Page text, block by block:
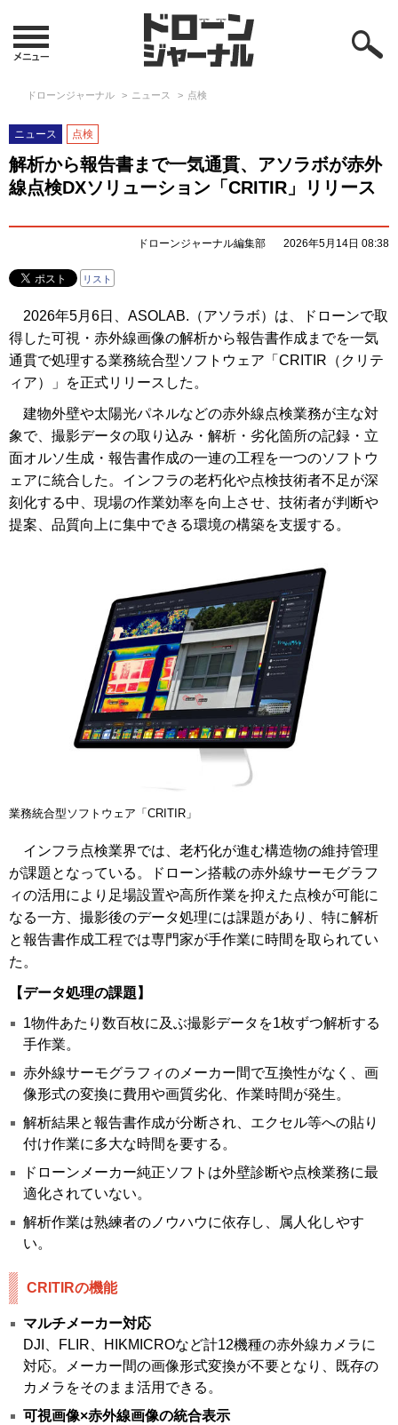
ドローンジャーナル ニュース 点検
ニュース 点検
解析から報告書まで一気通貫、アソラボが赤外
線点検DXソリューション「CRITIR」リリース
ドローンジャーナル編集部 2026年5月14日 08:38
リスト
2026年5月6日、ASOLAB.（アソラボ）は、ドローンで取
得した可視・赤外線画像の解析から報告書作成までを一気
通貫で処理する業務統合型ソフトウェア「CRITIR（クリテ
ィア）」を正式リリースした。
建物外壁や太陽光パネルなどの赤外線点検業務が主な対
象で、撮影データの取り込み・解析・劣化箇所の記録・立
面オルソ生成・報告書作成の一連の工程を一つのソフトウ
ェアに統合した。インフラの老朽化や点検技術者不足が深
刻化する中、現場の作業効率を向上させ、技術者が判断や
提案、品質向上に集中できる環境の構築を支援する。
業務統合型ソフトウェア「CRITIR」
インフラ点検業界では、老朽化が進む構造物の維持管理
が課題となっている。ドローン搭載の赤外線サーモグラフ
ィの活用により足場設置や高所作業を抑えた点検が可能に
なる一方、撮影後のデータ処理には課題があり、特に解析
と報告書作成工程では専門家が手作業に時間を取られてい
た。
【データ処理の課題】
1物件あたり数百枚に及ぶ撮影データを1枚ずつ解析する
手作業。
赤外線サーモグラフィのメーカー間で互換性がなく、画
像形式の変換に費用や画質劣化、作業時間が発生。
解析結果と報告書作成が分断され、エクセル等への貼り
付け作業に多大な時間を要する。
ドローンメーカー純正ソフトは外壁診断や点検業務に最
適化されていない。
解析作業は熟練者のノウハウに依存し、属人化しやす
い。
CRITIRの機能
マルチメーカー対応
DJI、FLIR、HIKMICROなど計12機種の赤外線カメラに
対応。メーカー間の画像形式変換が不要となり、既存の
カメラをそのまま活用できる。
可視画像×赤外線画像の統合表示